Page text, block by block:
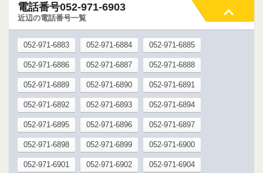
電話番号052-971-6903
近辺の電話番号一覧
052-971-6883 052-971-6884 052-971-6885
052-971-6886 052-971-6887 052-971-6888
052-971-6889 052-971-6890 052-971-6891
052-971-6892 052-971-6893 052-971-6894
052-971-6895 052-971-6896 052-971-6897
052-971-6898 052-971-6899 052-971-6900
052-971-6901 052-971-6902 052-971-6904